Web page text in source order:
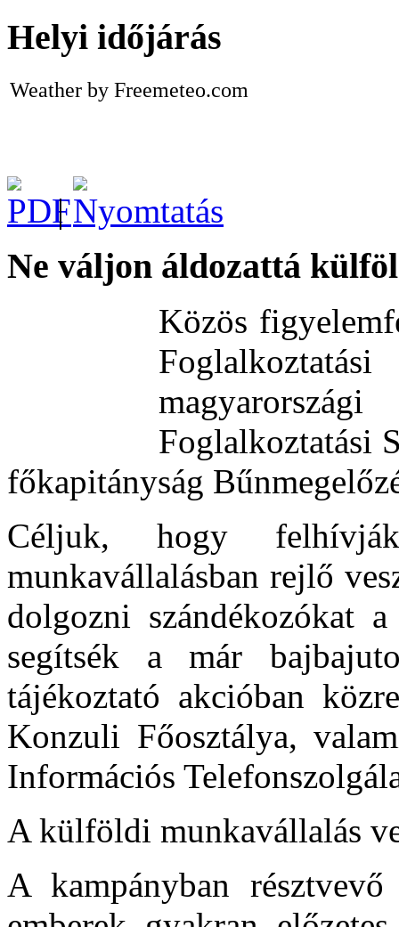
Helyi időjárás
Weather by Freemeteo.com
|
Ne váljon áldozattá
Közös
magyarországi
Foglalkoztatási
főkapitányság
Céljuk, hogy
munkavállalásban rejlő
dolgozni szándékozókat
segítsék a már
tájékoztató akcióban
Konzuli Főosztálya,
Információs
A külföldi munkavállalás
A kampányban